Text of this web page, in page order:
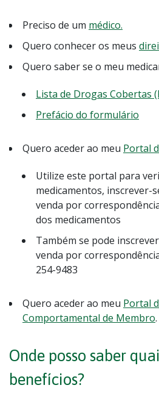
Preciso de um médico.
Quero conhecer os meus
Quero saber se o meu
Lista de Drogas Cobertas
Prefácio do formulário
Quero aceder ao meu Portal
Utilize este portal para
medicamentos, inscrever-
venda por
dos medicamentos
Também se pode
venda por
254-9483
Quero aceder ao meu Portal
Comportamental de Membro.
Onde posso saber
benefícios?